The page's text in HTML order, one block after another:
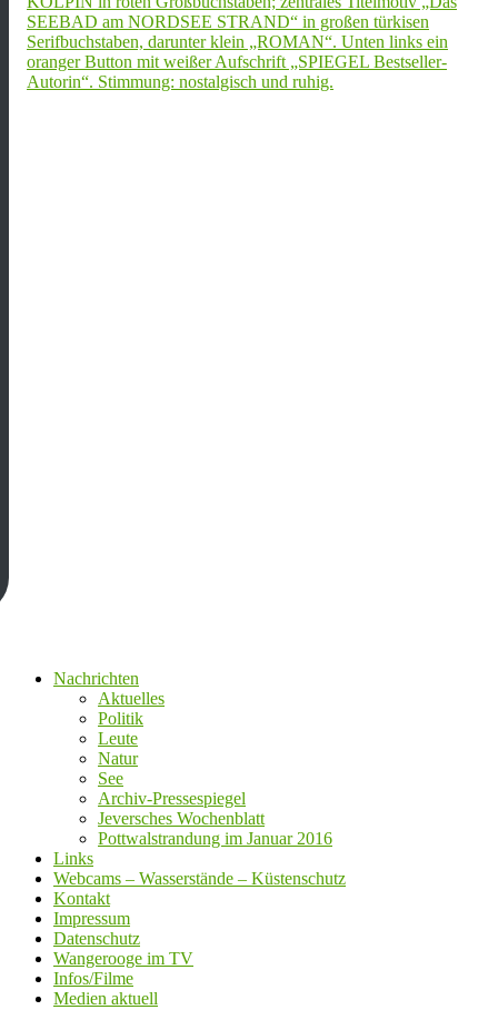
Nachrichten
Aktuelles
Politik
Leute
Natur
See
Archiv-Pressespiegel
Jeversches Wochenblatt
Pottwalstrandung im Januar 2016
Links
Webcams – Wasserstände – Küstenschutz
Kontakt
Impressum
Datenschutz
Wangerooge im TV
Infos/Filme
Medien aktuell